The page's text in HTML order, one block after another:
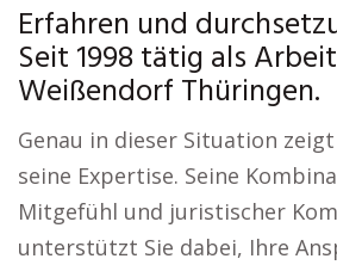
Erfahren und
Seit 1998 tätig als
Weißendorf Thüringen.
Genau in dieser Situation
seine Expertise. Seine
Mitgefühl und juristischer
unterstützt Sie dabei, Ihre